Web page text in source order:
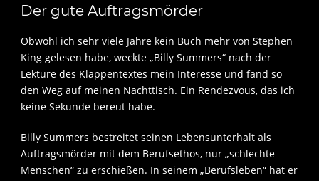
Der gute Auftragsmörder
Obwohl ich sehr viele Jahre kein Buch mehr von Stephen
King gelesen habe, weckte „Billy Summers“ nach der
Lektüre des Klappentextes mein Interesse und fand so
den Weg auf meinen Nachttisch. Ein Rendezvous, das ich
keine Sekunde bereut habe.
Billy Summers bestreitet seinen Lebensunterhalt als
Auftragsmörder mit dem Berufsethos, nur „schlechte
Menschen“ zu erschießen. In seinem „Berufsleben“ hat er